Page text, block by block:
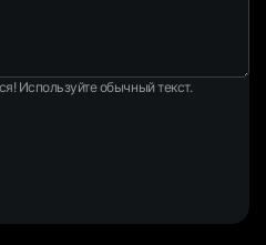
Используйте обычный текст.